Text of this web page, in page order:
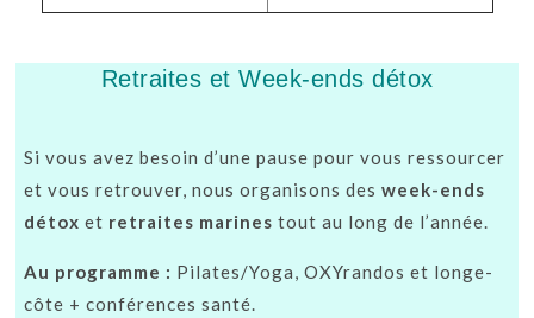
Retraites et Week-ends détox
Si vous avez besoin d’une pause pour vous ressourcer
et vous retrouver, nous organisons desweek-ends
détox et retraites marines tout au long de l’année.
Au programme : Pilates/Yoga, OXYrandos et longe-
côte + conférences santé.